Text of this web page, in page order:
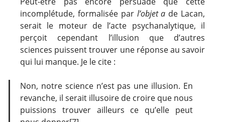
incomplétude, formalisée par l’objet a de Lacan,
serait le moteur de l’acte psychanalytique, il
perçoit cependant l’illusion que d’autres
sciences puissent trouver une réponse au savoir
qui lui manque. Je le cite :
Non, notre science n’est pas une illusion. En
revanche, il serait illusoire de croire que nous
puissions trouver ailleurs ce qu’elle peut